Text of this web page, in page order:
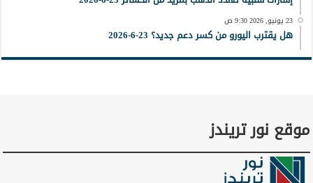
23 يونيو, 2026 9:30 ص
هل يقترب اليورو من كسر دعم جديد؟ 23-6-2026
موقع نور تريندز